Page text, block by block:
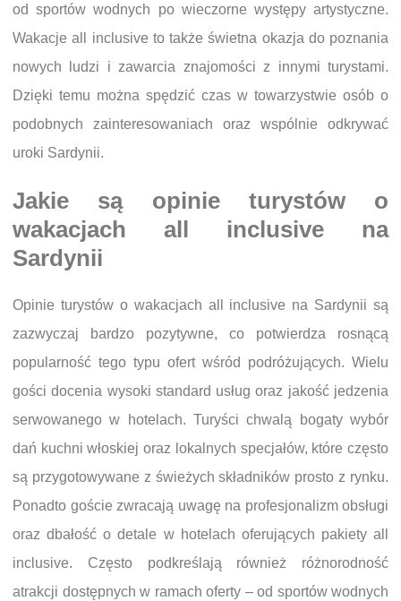
od sportów wodnych po wieczorne występy artystyczne.
Wakacje all inclusive to także świetna okazja do poznania
nowych ludzi i zawarcia znajomości z innymi turystami.
Dzięki temu można spędzić czas w towarzystwie osób o
podobnych zainteresowaniach oraz wspólnie odkrywać
uroki Sardynii.
Jakie są opinie turystów o
wakacjach all inclusive na
Sardynii
Opinie turystów o wakacjach all inclusive na Sardynii są
zazwyczaj bardzo pozytywne, co potwierdza rosnącą
popularność tego typu ofert wśród podróżujących. Wielu
gości docenia wysoki standard usług oraz jakość jedzenia
serwowanego w hotelach. Turyści chwalą bogaty wybór
dań kuchni włoskiej oraz lokalnych specjałów, które często
są przygotowywane z świeżych składników prosto z rynku.
Ponadto goście zwracają uwagę na profesjonalizm obsługi
oraz dbałość o detale w hotelach oferujących pakiety all
inclusive. Często podkreślają również różnorodność
atrakcji dostępnych w ramach oferty – od sportów wodnych